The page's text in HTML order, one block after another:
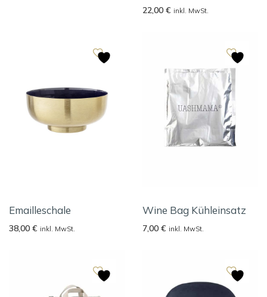
22,00 € inkl. MwSt.
Emailleschale
38,00 € inkl. MwSt.
Wine Bag Kühleinsatz
7,00 € inkl. MwSt.